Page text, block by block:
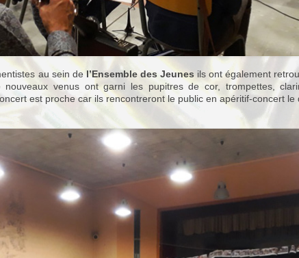
au sein del’Ensemble des Jeunes ils ont également
venus ont garni les pupitres de cor, trompettes,
est proche car ils rencontreront le public en apéritif-concert le